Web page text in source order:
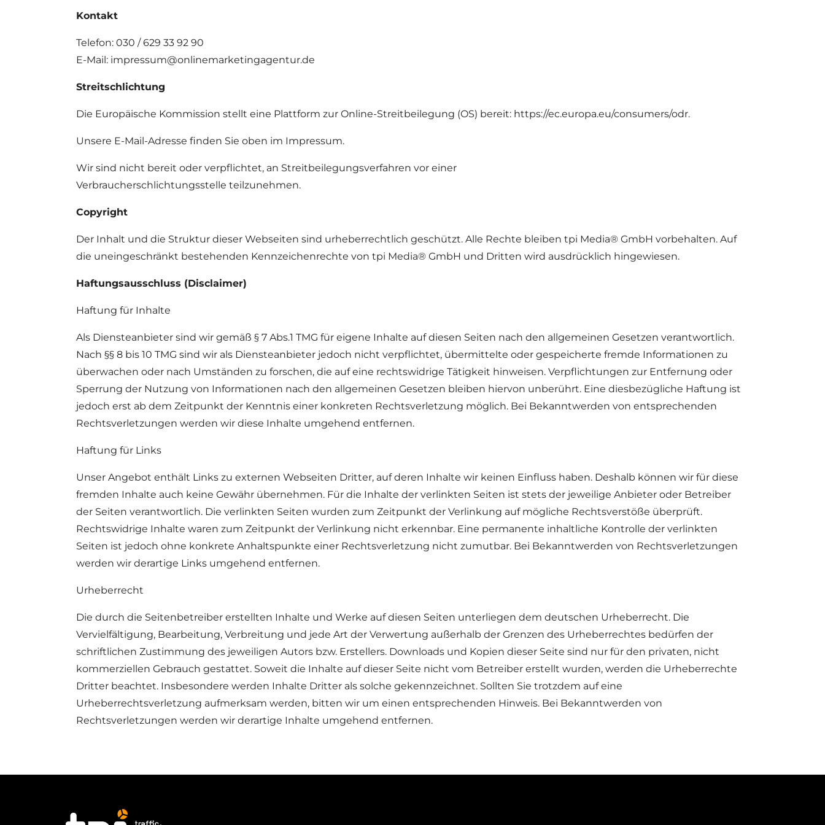
Kontakt
Telefon: 030 / 629 33 92 90
E-Mail: impressum@onlinemarketingagentur.de
Streitschlichtung
Die Europäische Kommission stellt eine Plattform zur Online-Streitbeilegung (OS) bereit: https://ec.europa.eu/consumers/odr.
Unsere E-Mail-Adresse finden Sie oben im Impressum.
Wir sind nicht bereit oder verpflichtet, an Streitbeilegungsverfahren vor einer
Verbraucherschlichtungsstelle teilzunehmen.
Copyright
Der Inhalt und die Struktur dieser Webseiten sind urheberrechtlich geschützt. Alle Rechte bleiben tpi Media® GmbH vorbehalten. Auf
die uneingeschränkt bestehenden Kennzeichenrechte von tpi Media® GmbH und Dritten wird ausdrücklich hingewiesen.
Haftungsausschluss (Disclaimer)
Haftung für Inhalte
Als Diensteanbieter sind wir gemäß § 7 Abs.1 TMG für eigene Inhalte auf diesen Seiten nach den allgemeinen Gesetzen verantwortlich.
Nach §§ 8 bis 10 TMG sind wir als Diensteanbieter jedoch nicht verpflichtet, übermittelte oder gespeicherte fremde Informationen zu
überwachen oder nach Umständen zu forschen, die auf eine rechtswidrige Tätigkeit hinweisen. Verpflichtungen zur Entfernung oder
Sperrung der Nutzung von Informationen nach den allgemeinen Gesetzen bleiben hiervon unberührt. Eine diesbezügliche Haftung ist
jedoch erst ab dem Zeitpunkt der Kenntnis einer konkreten Rechtsverletzung möglich. Bei Bekanntwerden von entsprechenden
Rechtsverletzungen werden wir diese Inhalte umgehend entfernen.
Haftung für Links
Unser Angebot enthält Links zu externen Webseiten Dritter, auf deren Inhalte wir keinen Einfluss haben. Deshalb können wir für diese
fremden Inhalte auch keine Gewähr übernehmen. Für die Inhalte der verlinkten Seiten ist stets der jeweilige Anbieter oder Betreiber
der Seiten verantwortlich. Die verlinkten Seiten wurden zum Zeitpunkt der Verlinkung auf mögliche Rechtsverstöße überprüft.
Rechtswidrige Inhalte waren zum Zeitpunkt der Verlinkung nicht erkennbar. Eine permanente inhaltliche Kontrolle der verlinkten
Seiten ist jedoch ohne konkrete Anhaltspunkte einer Rechtsverletzung nicht zumutbar. Bei Bekanntwerden von Rechtsverletzungen
werden wir derartige Links umgehend entfernen.
Urheberrecht
Die durch die Seitenbetreiber erstellten Inhalte und Werke auf diesen Seiten unterliegen dem deutschen Urheberrecht. Die
Vervielfältigung, Bearbeitung, Verbreitung und jede Art der Verwertung außerhalb der Grenzen des Urheberrechtes bedürfen der
schriftlichen Zustimmung des jeweiligen Autors bzw. Erstellers. Downloads und Kopien dieser Seite sind nur für den privaten, nicht
kommerziellen Gebrauch gestattet. Soweit die Inhalte auf dieser Seite nicht vom Betreiber erstellt wurden, werden die Urheberrechte
Dritter beachtet. Insbesondere werden Inhalte Dritter als solche gekennzeichnet. Sollten Sie trotzdem auf eine
Urheberrechtsverletzung aufmerksam werden, bitten wir um einen entsprechenden Hinweis. Bei Bekanntwerden von
Rechtsverletzungen werden wir derartige Inhalte umgehend entfernen.